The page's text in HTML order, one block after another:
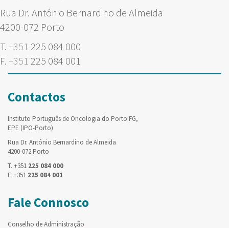
Rua Dr. António Bernardino de Almeida
4200-072 Porto
T. +351 225 084 000
F. +351 225 084 001
Contactos
Instituto Português de Oncologia do Porto FG,
EPE (IPO-Porto)
Rua Dr. António Bernardino de Almeida
4200-072 Porto
T. +351 225 084 000
F. +351 225 084 001
Fale Connosco
Conselho de Administração